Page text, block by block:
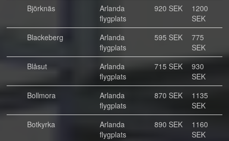
Björknäs
Arlanda
flygplats
920 SEK
1200
SEK
Blackeberg
Arlanda
flygplats
595 SEK
775
SEK
Blåsut
Arlanda
flygplats
715 SEK
930
SEK
Bollmora
Arlanda
flygplats
870 SEK
1135
SEK
Botkyrka
Arlanda
flygplats
890 SEK
1160
SEK